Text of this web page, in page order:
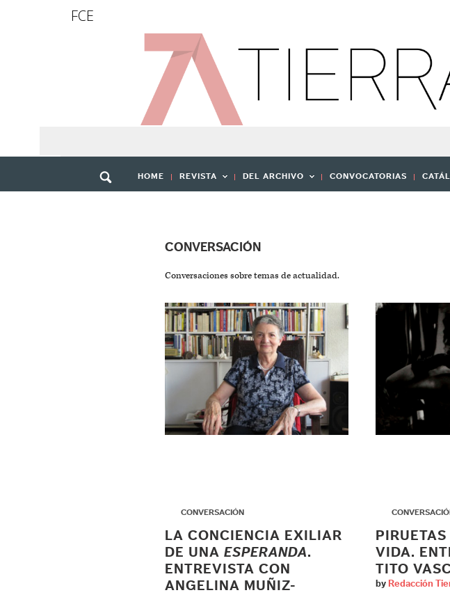
FCE
HOME REVISTA DEL ARCHIVO CONVOCATORIAS
CONVERSACIÓN
Conversaciones sobre temas de actualidad.
CONVERSACIÓN
LA CONCIENCIA EXILIAR
DE UNA ESPERANDA.
ENTREVISTA CON
ANGELINA MUÑIZ-
VIDA.
TITO
by Redacción